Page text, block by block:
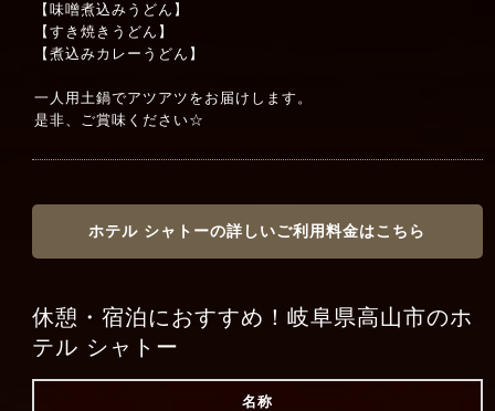
【味噌煮込みうどん】
【すき焼きうどん】
【煮込みカレーうどん】
一人用土鍋でアツアツをお届けします。
是非、ご賞味ください☆
ホテル シャトーの詳しいご利用料金はこちら
休憩・宿泊におすすめ！岐阜県高山市のホ
テル シャトー
名称